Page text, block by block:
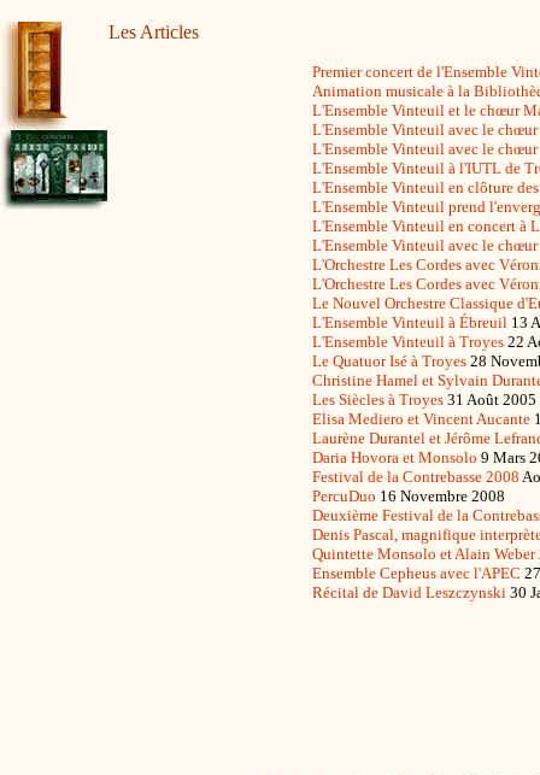
Les Articles
Premier concert de l'Ensemble
Animation musicale à la
L'Ensemble Vinteuil et le chœur
L'Ensemble Vinteuil avec le
L'Ensemble Vinteuil avec le
L'Ensemble Vinteuil à l'IUTL de
L'Ensemble Vinteuil en clôture
L'Ensemble Vinteuil prend
L'Ensemble Vinteuil en concert à
L'Ensemble Vinteuil avec le
L'Orchestre Les Cordes avec
L'Orchestre Les Cordes avec
Le Nouvel Orchestre Classique
L'Ensemble Vinteuil à Ébreuil 13
L'Ensemble Vinteuil à Troyes 22
Le Quatuor Isé à Troyes 28
Christine Hamel et Sylvain
Les Siècles à Troyes 31 Août 2005
Elisa Mediero et Vincent Aucante
Laurène Durantel et Jérôme
Daria Hovora et Monsolo 9 Mars
Festival de la Contrebasse 2008
PercuDuo 16 Novembre 2008
Deuxième Festival de la
Denis Pascal, magnifique
Quintette Monsolo et Alain Weber
Ensemble Cepheus avec l'APEC
Récital de David Leszczynski 30